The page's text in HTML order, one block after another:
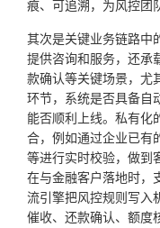
痕、可追溯，为风控团
其次是关键业务链路中
提供咨询和服务，还承
款确认等关键场景，尤
环节，系统是否具备自
能否顺利上线。私有化
合，例如通过企业已有
等进行实时校验，做到
在与金融客户落地时，
流引擎把风控规则写入
催收、还款确认、额度